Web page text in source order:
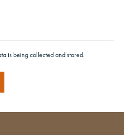
is being collected and stored.